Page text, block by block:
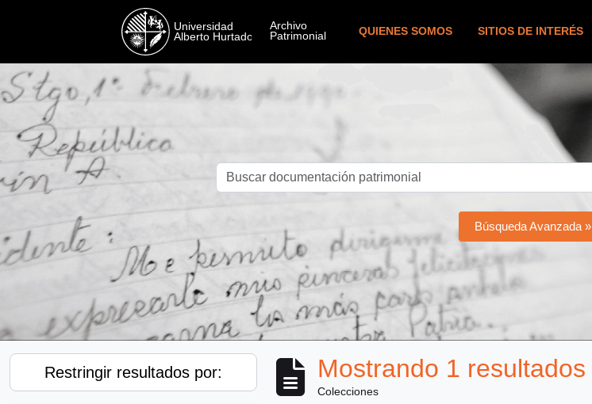
QUIENES SOMOS SITIOS DE INTERÉS
Búsqueda Avanzada »
Restringir resultados por: Mostrando 1 resultados
Colecciones